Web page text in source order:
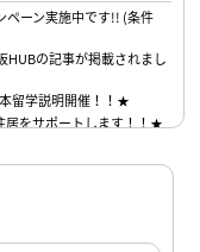
ペーン実施中です!! (条件
の記事が掲載されまし
留学説明開催！！★
居をサポートします！！★